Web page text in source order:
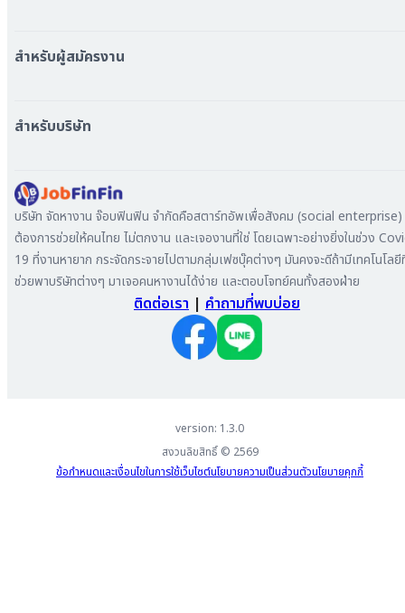
หางาน กรุงเทพมหานคร
หางาน เชียงใหม่
หางาน สมุทรสาคร
หางาน ระยอง
หางาน สมุทรสาหางาน ภูเก็ต
หางาน พระนครศรีอยุธยา
สำหรับผู้สมัครงาน
เข้าสู่ระบบ
สำหรับบริษัท
ลงประกาศรับสมัครงาน
ค้นหาผู้สมัครงาน
ลงโฆษณา
บริษัท จัดหางาน จ๊อบฟินฟิน จำกัดคือสตาร์ทอัพเพื่อสังคม (social
ต้องการช่วยให้คนไทย ไม่ตกงาน และเจองานที่ใช่ โดยเฉพาะอย่างยิ่งในช่วง
19 ที่งานหายาก กระจัดกระจายไปตามกลุ่มเฟซบุ๊คต่างๆ มันคงจะดีถ้ามีเทคโนโล
ช่วยพาบริษัทต่างๆ มาเจอคนหางานได้ง่าย และตอบโจทย์คนทั้งสองฝ่าย
ติดต่อเรา | คำถามที่พบบ่อย
version: 1.3.0
สงวนลิขสิทธิ์ © 2569
ข้อกำหนดและเงื่อนไขในการใช้เว็บไซต์นโยบายความเป็นส่วนตัวนโยบายคุกกี้